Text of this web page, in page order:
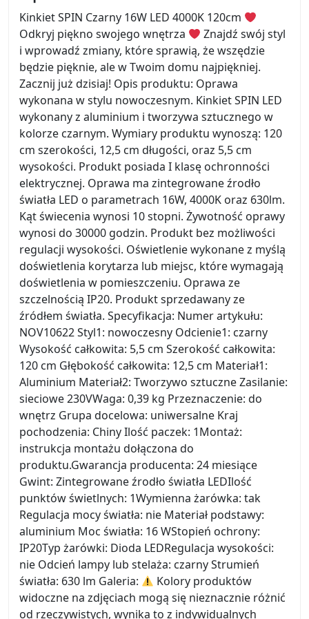
Kinkiet SPIN Czarny 16W LED 4000K 120cm
Odkryj piękno swojego wnętrza
Znajdź swój styl
i wprowadź zmiany, które sprawią, że wszędzie
będzie pięknie, ale w Twoim domu najpiękniej.
Zacznij już dzisiaj! Opis produktu: Oprawa
wykonana w stylu nowoczesnym. Kinkiet SPIN LED
wykonany z aluminium i tworzywa sztucznego w
kolorze czarnym. Wymiary produktu wynoszą: 120
cm szerokości, 12,5 cm długości, oraz 5,5 cm
wysokości. Produkt posiada I klasę ochronności
elektrycznej. Oprawa ma zintegrowane źrodło
światła LED o parametrach 16W, 4000K oraz 630lm.
Kąt świecenia wynosi 10 stopni. Żywotność oprawy
wynosi do 30000 godzin. Produkt bez możliwości
regulacji wysokości. Oświetlenie wykonane z myślą
doświetlenia korytarza lub miejsc, które wymagają
doświetlenia w pomieszczeniu. Oprawa ze
szczelnością IP20. Produkt sprzedawany ze
źródłem światła. Specyfikacja: Numer artykułu:
NOV10622 Styl1: nowoczesny Odcienie1: czarny
Wysokość całkowita: 5,5 cm Szerokość całkowita:
120 cm Głębokość całkowita: 12,5 cm Materiał1:
Aluminium Materiał2: Tworzywo sztuczne Zasilanie:
sieciowe 230VWaga: 0,39 kg Przeznaczenie: do
wnętrz Grupa docelowa: uniwersalne Kraj
pochodzenia: Chiny Ilość paczek: 1Montaż:
instrukcja montażu dołączona do
produktu.Gwarancja producenta: 24 miesiące
Gwint: Zintegrowane źrodło światła LEDIlość
punktów świetlnych: 1Wymienna żarówka: tak
Regulacja mocy światła: nie Materiał podstawy:
aluminium Moc światła: 16 WStopień ochrony:
IP20Typ żarówki: Dioda LEDRegulacja wysokości:
nie Odcień lampy lub stelaża: czarny Strumień
światła: 630 lm Galeria:
Kolory produktów
widoczne na zdjęciach mogą się nieznacznie różnić
od rzeczywistych, wynika to z indywidualnych